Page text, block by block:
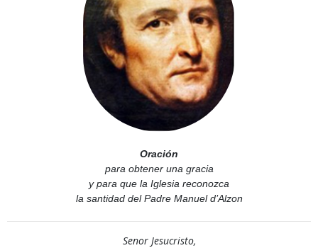
Oración
para obtener una gracia
y para que la Iglesia reconozca
la santidad del Padre Manuel d’Alzon
Senor Jesucristo,